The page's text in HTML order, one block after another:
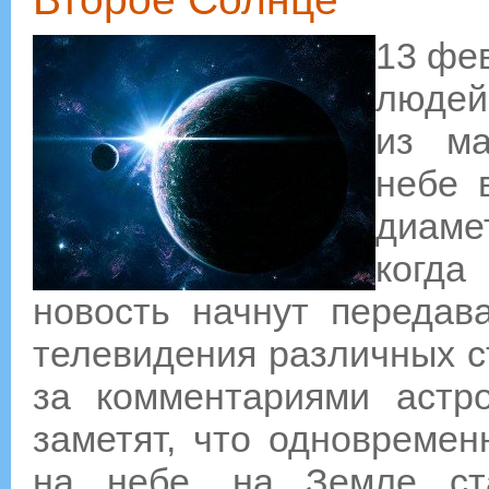
13
из
небе
новость начнут
телевидения различных
за комментариями
заметят, что